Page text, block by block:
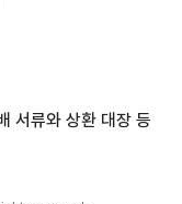
서류와 상환 대장 등